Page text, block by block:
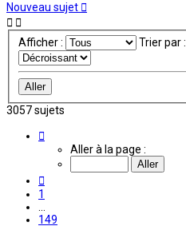
Nouveau sujet
Afficher : Trier par :
3057 sujets
151
Aller à la page :
1
149